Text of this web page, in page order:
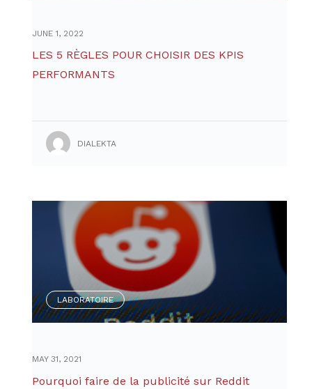
JUNE 1, 2022
LES 5 RÈGLES POUR CHOISIR DES KPIS
PERFORMANTS
DIALEKTA
LABORATOIRE
MAY 31, 2021
Pourquoi faire de la publicité sur Reddit